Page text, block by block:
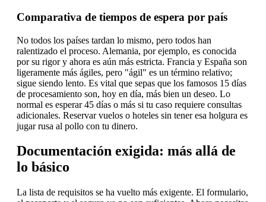
Comparativa de tiempos de espera por país
No todos los países tardan lo mismo, pero todos han
ralentizado el proceso. Alemania, por ejemplo, es conocida
por su rigor y ahora es aún más estricta. Francia y España son
ligeramente más ágiles, pero "ágil" es un término relativo;
sigue siendo lento. Es vital que sepas que los famosos 15 días
de procesamiento son, hoy en día, más bien un deseo. Lo
normal es esperar 45 días o más si tu caso requiere consultas
adicionales. Reservar vuelos o hoteles sin tener esa holgura es
jugar rusa al pollo con tu dinero.
Documentación exigida: más allá de
lo básico
La lista de requisitos se ha vuelto más exigente. El formulario,